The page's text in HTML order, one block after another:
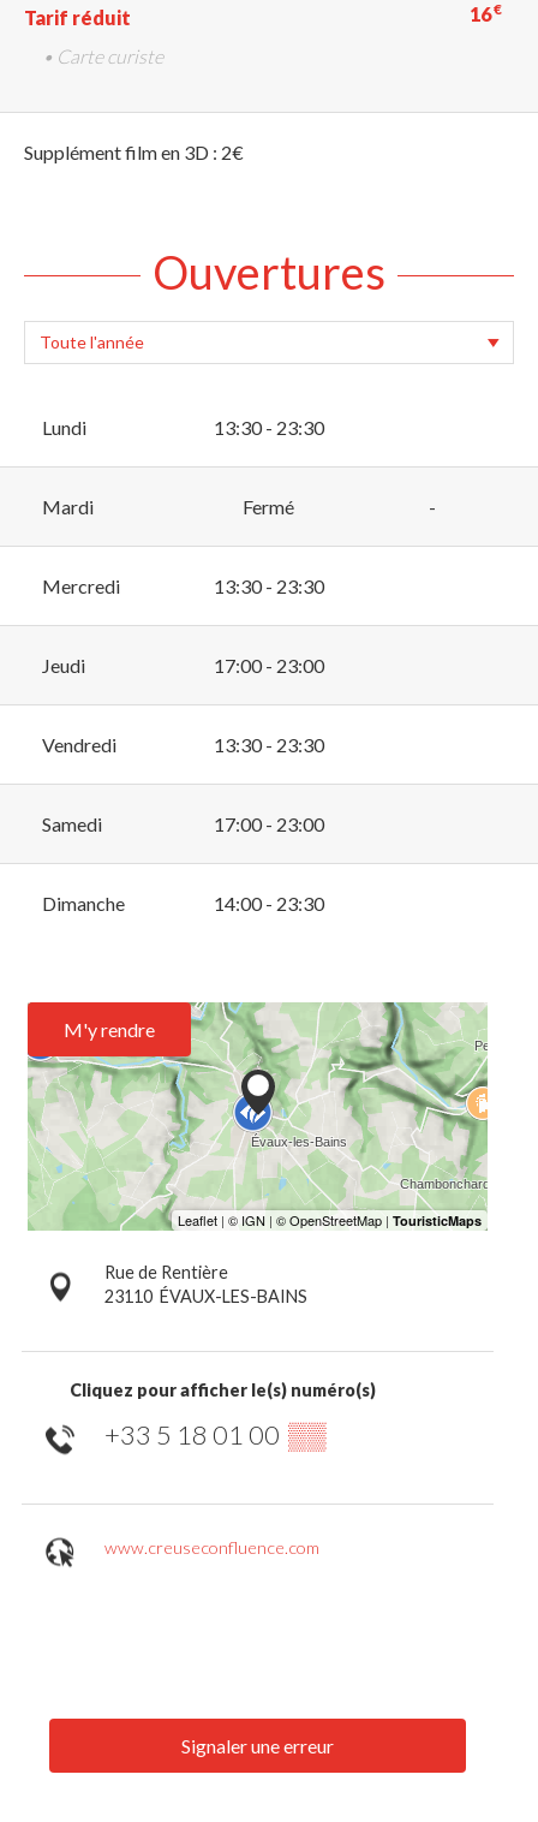
Tarif réduit 16€
• Carte curiste
Supplément film en 3D : 2€
Ouvertures
Lundi 13:30 - 23:30
Mardi Fermé -
Mercredi 13:30 - 23:30
Jeudi 17:00 - 23:00
Vendredi 13:30 - 23:30
Samedi 17:00 - 23:00
Dimanche 14:00 - 23:30
M'y rendre
Rue de Rentière
23110 ÉVAUX-LES-BAINS
Cliquez pour afficher le(s) numéro(s)
+33 5 18 01 00 ▒▒
www.creuseconfluence.com
Signaler une erreur